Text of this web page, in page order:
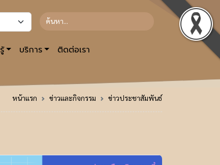
บริการ ติดต่อเรา
หน้าแรก ข่าวและกิจกรรม ข่าวประชาสัมพันธ์